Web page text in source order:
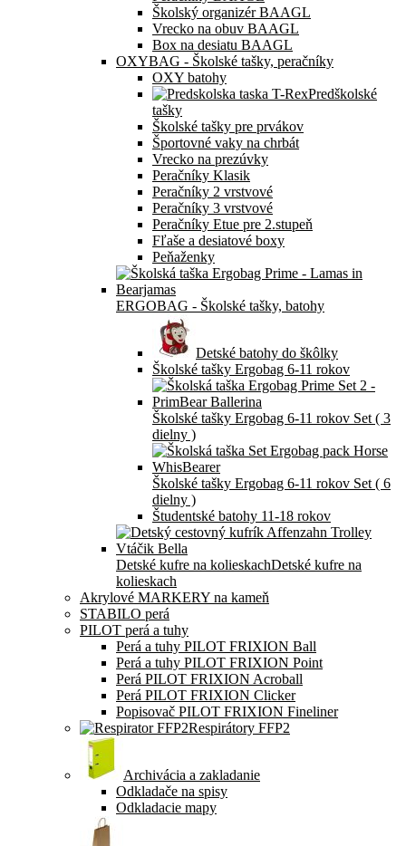
Školský organizér BAAGL
Vrecko na obuv BAAGL
Box na desiatu BAAGL
OXYBAG - Školské tašky, peračníky
OXY batohy
Predškolské
tašky
Školské tašky pre prvákov
Športovné vaky na chrbát
Vrecko na prezúvky
Peračníky Klasik
Peračníky 2 vrstvové
Peračníky 3 vrstvové
Peračníky Etue pre 2.stupeň
Fľaše a desiatové boxy
Peňaženky
ERGOBAG - Školské tašky, batohy
Detské batohy do škôlky
Školské tašky Ergobag 6-11 rokov
Školské tašky Ergobag 6-11 rokov Set ( 3
dielny )
Školské tašky Ergobag 6-11 rokov Set ( 6
dielny )
Študentské batohy 11-18 rokov
Detské kufre na kolieskachDetské kufre na
kolieskach
Akrylové MARKERY na kameň
STABILO perá
PILOT perá a tuhy
Perá a tuhy PILOT FRIXION Ball
Perá a tuhy PILOT FRIXION Point
Perá PILOT FRIXION Acroball
Perá PILOT FRIXION Clicker
Popisovač PILOT FRIXION Fineliner
Respirátory FFP2
Archivácia a zakladanie
Odkladače na spisy
Odkladacie mapy